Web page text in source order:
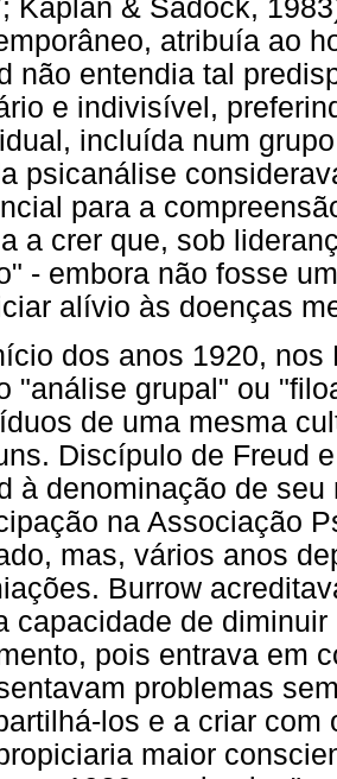
Kaplan & Sadock,
atribuía ao
não entendia tal
e indivisível,
incluída num
psicanálise
para a
a crer que, sob
- embora não fosse
alívio às doenças
dos anos 1920,
"análise grupal" ou
de uma mesma
Discípulo de Freud
à denominação de
na Associação
mas, vários anos
Burrow
capacidade de
pois entrava em
problemas
los e a criar
maior